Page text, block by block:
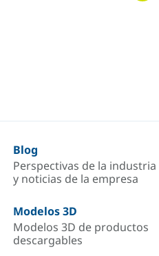
Blog
Perspectivas de la industria
y noticias de la empresa
Modelos 3D
Modelos 3D de productos
descargables